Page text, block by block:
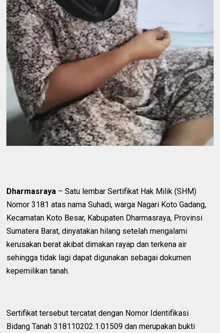
Dharmasraya – Satu lembar Sertifikat Hak Milik (SHM)
Nomor 3181 atas nama Suhadi, warga Nagari Koto Gadang,
Kecamatan Koto Besar, Kabupaten Dharmasraya, Provinsi
Sumatera Barat, dinyatakan hilang setelah mengalami
kerusakan berat akibat dimakan rayap dan terkena air
sehingga tidak lagi dapat digunakan sebagai dokumen
kepemilikan tanah.
Sertifikat tersebut tercatat dengan Nomor Identifikasi
Bidang Tanah 318110202.1.01509 dan merupakan bukti